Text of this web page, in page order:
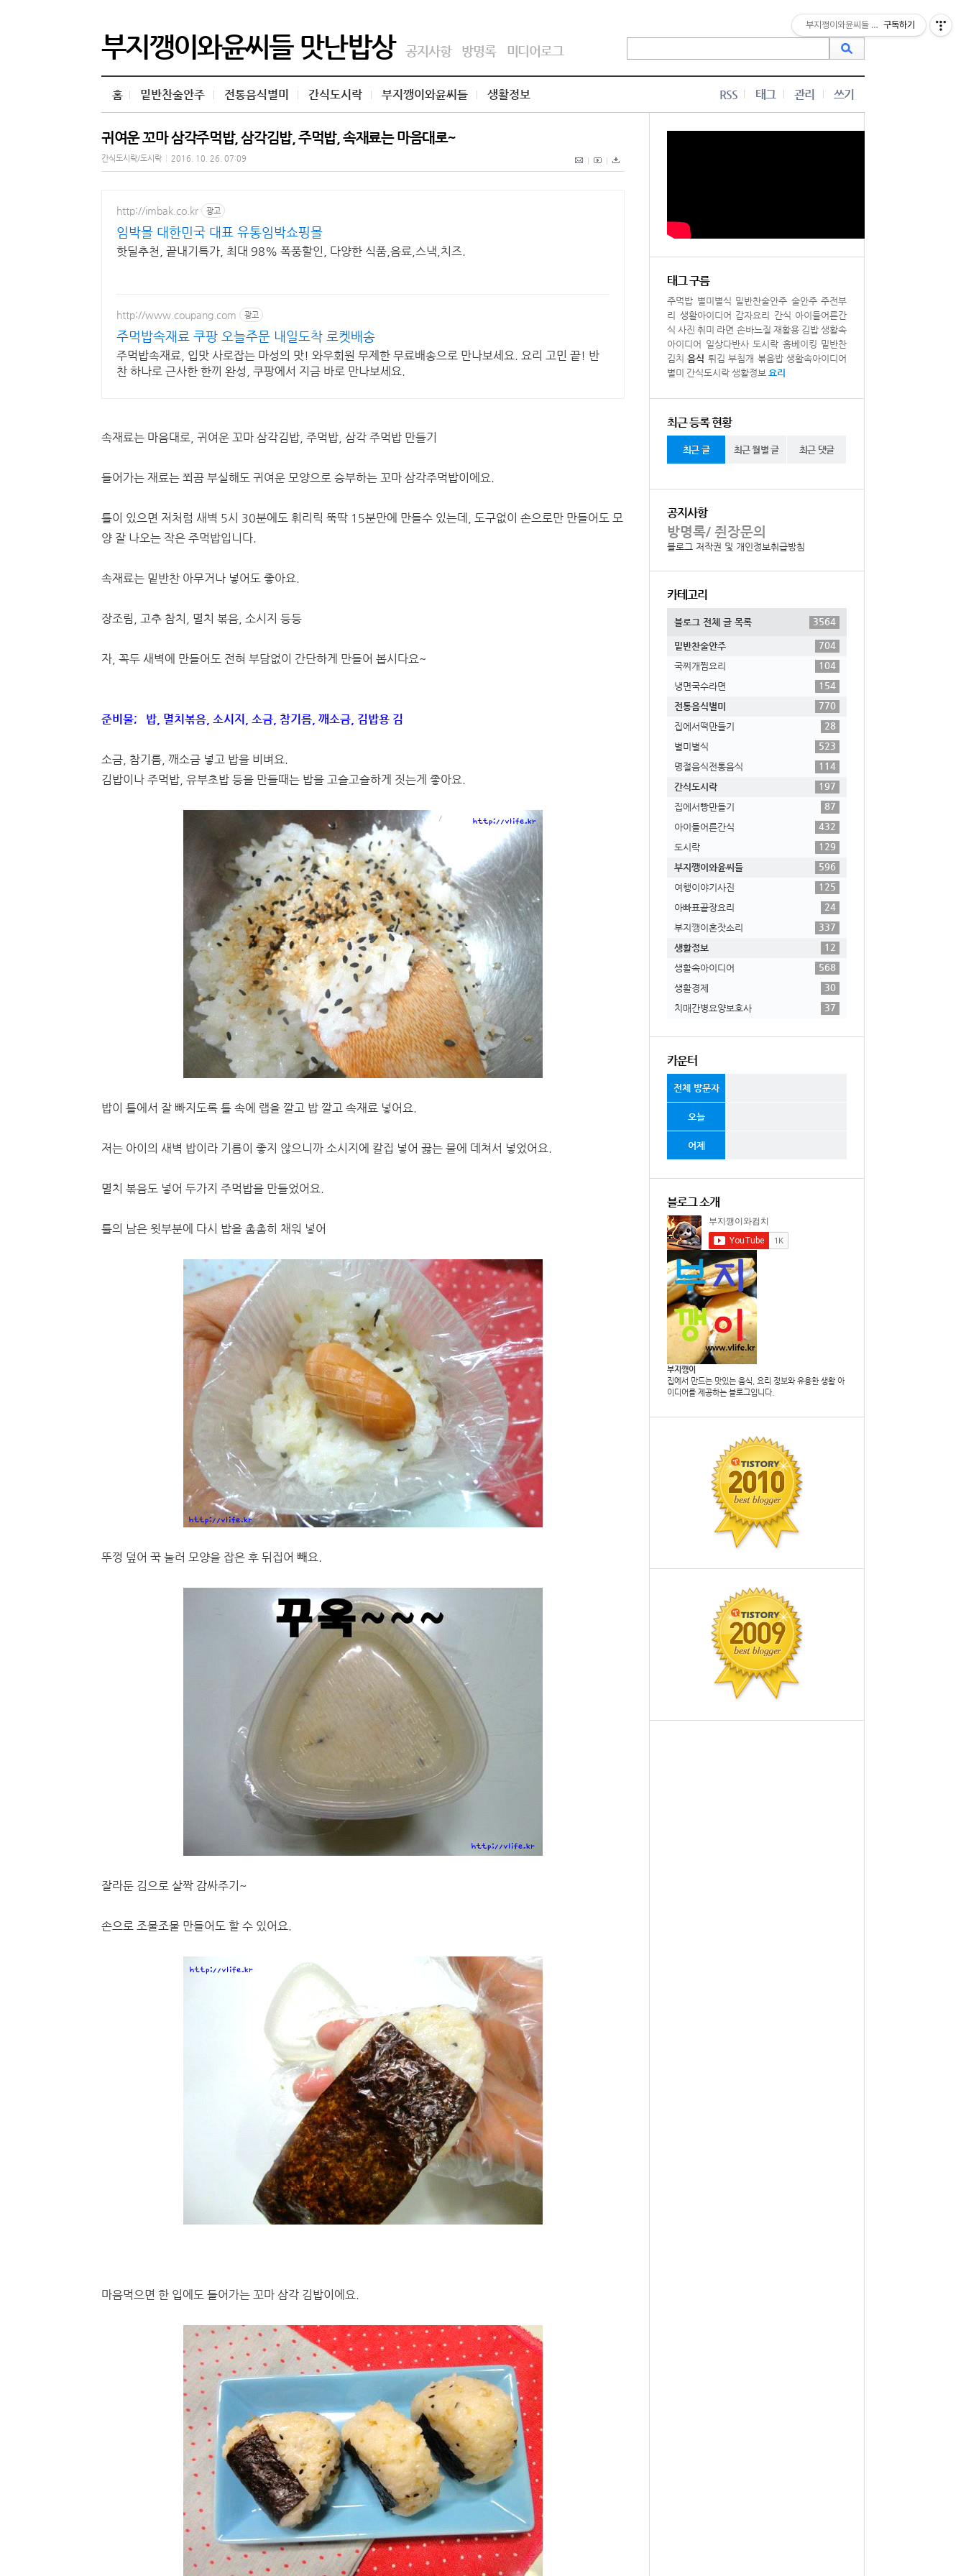
부지깽이와윤씨들 맛난밥상 공지사항 방명록 미디어로그
홈 밑반찬술안주 전통음식별미 간식도시락 부지깽이와윤씨들 생활정보 RSS 태그 관리 쓰기
귀여운 꼬마 삼각주먹밥, 삼각김밥, 주먹밥, 속재료는 마음대로~
간식도시락/도시락 2016. 10. 26. 07:09
http://imbak.co.kr 광고
임박몰 대한민국 대표 유통임박쇼핑몰
핫딜추천, 끝내기특가, 최대 98% 폭풍할인, 다양한 식품,음료,스낵,치즈.
http://www.coupang.com 광고
주먹밥속재료 쿠팡 오늘주문 내일도착 로켓배송
주먹밥속재료, 입맛 사로잡는 마성의 맛! 와우회원 무제한 무료배송으로 만나보세요. 요리 고민 끝! 반
찬 하나로 근사한 한끼 완성, 쿠팡에서 지금 바로 만나보세요.
속재료는 마음대로, 귀여운 꼬마 삼각김밥, 주먹밥, 삼각 주먹밥 만들기
들어가는 재료는 쬐끔 부실해도 귀여운 모양으로 승부하는 꼬마 삼각주먹밥이에요.
틀이 있으면 저처럼 새벽 5시 30분에도 휘리릭 뚝딱 15분만에 만들수 있는데, 도구없이 손으로만 만들어도 모
양 잘 나오는 작은 주먹밥입니다.
속재료는 밑반찬 아무거나 넣어도 좋아요.
장조림, 고추 참치, 멸치 볶음, 소시지 등등
자, 꼭두 새벽에 만들어도 전혀 부담없이 간단하게 만들어 봅시다요~
준비물; 밥, 멸치볶음, 소시지, 소금, 참기름, 깨소금, 김밥용 김
소금, 참기름, 깨소금 넣고 밥을 비벼요.
김밥이나 주먹밥, 유부초밥 등을 만들때는 밥을 고슬고슬하게 짓는게 좋아요.
밥이 틀에서 잘 빠지도록 틀 속에 랩을 깔고 밥 깔고 속재료 넣어요.
저는 아이의 새벽 밥이라 기름이 좋지 않으니까 소시지에 칼집 넣어 끓는 물에 데쳐서 넣었어요.
멸치 볶음도 넣어 두가지 주먹밥을 만들었어요.
틀의 남은 윗부분에 다시 밥을 촘촘히 채워 넣어
뚜껑 덮어 꾹 눌러 모양을 잡은 후 뒤집어 빼요.
잘라둔 김으로 살짝 감싸주기~
손으로 조물조물 만들어도 할 수 있어요.
마음먹으면 한 입에도 들어가는 꼬마 삼각 김밥이에요.
태그 구름
주먹밥 별미별식 밑반찬술안주 술안주 주전부
리 생활아이디어 감자요리 간식 아이들어른간
식 사진 취미 라면 손바느질 재활용 김밥 생활속
아이디어 일상다반사 도시락 홈베이킹 밑반찬
김치 음식 튀김 부침개 볶음밥 생활속아이디어
별미 간식도시락 생활정보 요리
최근 등록 현황
최근 글 최근 월별 글 최근 댓글
공지사항
방명록/ 쥔장문의
블로그 저작권 및 개인정보취급방침
카테고리
블로그 전체 글 목록 3564
밑반찬술안주
704
국찌개찜요리
104
냉면국수라면
154
전통음식별미
770
집에서떡만들기
28
별미별식
523
명절음식전통음식
114
간식도시락
197
집에서빵만들기
87
아이들어른간식
432
도시락
129
부지깽이와윤씨들
596
여행이야기사진
125
아빠표끝장요리
24
부지깽이혼잣소리
337
생활정보
12
생활속아이디어
568
생활경제
30
치매간병요양보호사
37
카운터
전체 방문자
오늘
어제
블로그 소개
부지깽이
집에서 만드는 맛있는 음식, 요리 정보와 유용한 생활 아
이디어를 제공하는 블로그입니다.
부지깽이와윤씨들 맛난밥상
구독하기